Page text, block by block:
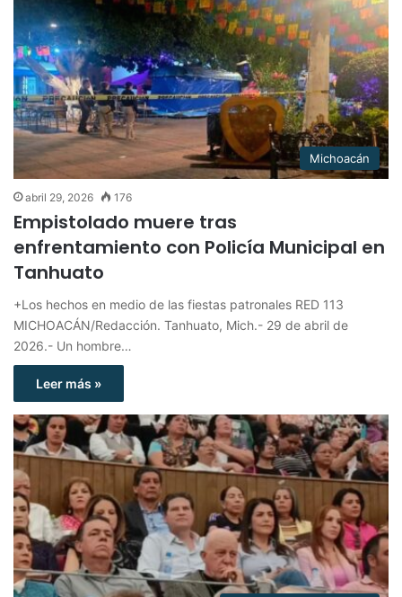
Michoacán
abril 29, 2026 176
Empistolado muere tras
enfrentamiento con Policía Municipal en
Tanhuato
+Los hechos en medio de las fiestas patronales RED 113
MICHOACÁN/Redacción. Tanhuato, Mich.- 29 de abril de
2026.- Un hombre…
Leer más »